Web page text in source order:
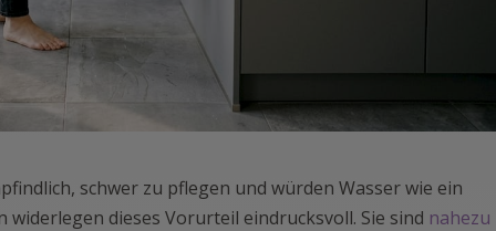
schwer zu pflegen und würden Wasser wie ein
widerlegen dieses Vorurteil eindrucksvoll. Sie sind nahezu